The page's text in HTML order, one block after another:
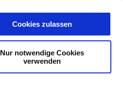
Cookies zulassen
Nur notwendige Cookies
verwenden